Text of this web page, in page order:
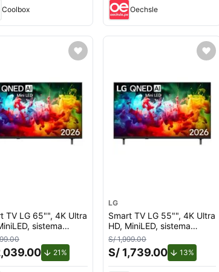
Coolbox Oechsle
TV LG 65"", 4K Ultra
sistema
integrado,
2026
21% de descuento.
LG
Smart TV LG 55"", 4K Ultra
HD, MiniLED, sistema
webOS integrado,
55QNED70BSA, 2026
S/ 1,999.00
S/ 1,739.00 13% de